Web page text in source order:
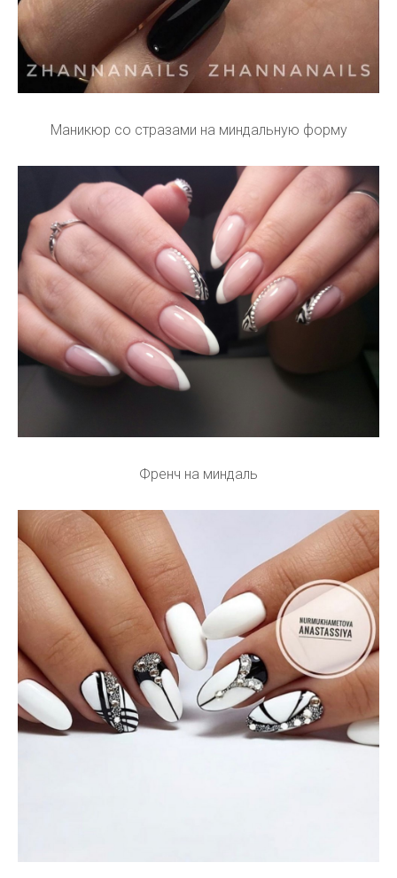
Маникюр со стразами на миндальную форму
Френч на миндаль